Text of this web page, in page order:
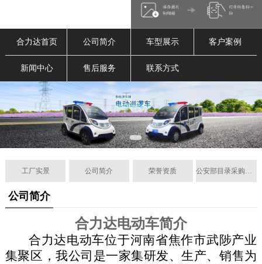
合力达首页 公司简介 车型展示 客户案例
新闻中心 售后服务 联系方式
工厂实景 公司简介 荣誉资质 公安部目录采购企业
公司简介
合力达电动车简介
合力达电动车位于河南省焦作市武陟产业
集聚区 ，我公司是一家集研发、生产、销售为